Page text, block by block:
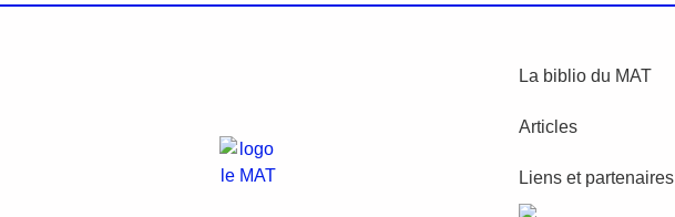
La biblio du MAT
Articles
Liens et partenaires